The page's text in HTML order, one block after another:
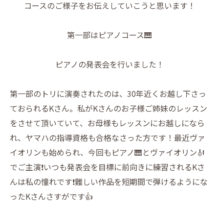
コースのご様子をお伝えしていこうと思います！
第一部はピアノコース🎹
ピアノの発表会を行いました！
第一部のトリに演奏されたのは、30年近くお越し下さっ
ておられるKさん。私がKさんのお子様ご姉妹のレッスン
をさせて頂いていて、お母様もレッスンにお越しになら
れ、ヤマハの指導資格も合格なさった方です！最近ヴァ
イオリンも始められ、今回もピアノ🎹とヴァイオリン🎻
でご主演❗️いつも発表会を目標に前向きに練習されるKさ
んは私の憧れです❗️難しい作品を短期間で弾けるようにな
ったKさんさすがです👍